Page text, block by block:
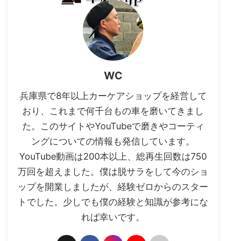
WC
兵庫県で8年以上カーケアショップを経営して
おり、これまで何千台もの車を磨いてきまし
た。このサイトやYouTubeで磨きやコーティ
ングについての情報も発信しています。
YouTube動画は200本以上、総再生回数は750
万回を超えました。僕は脱サラをして今のショ
ップを開業しましたが、経験ゼロからのスター
トでした。少しでも僕の経験と知識が参考にな
れば幸いです。